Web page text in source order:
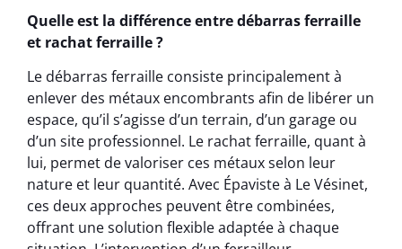
Quelle est la différence entre débarras ferraille
et rachat ferraille ?
Le débarras ferraille consiste principalement à
enlever des métaux encombrants afin de libérer un
espace, qu’il s’agisse d’un terrain, d’un garage ou
d’un site professionnel. Le rachat ferraille, quant à
lui, permet de valoriser ces métaux selon leur
nature et leur quantité. Avec Épaviste à Le Vésinet,
ces deux approches peuvent être combinées,
offrant une solution flexible adaptée à chaque